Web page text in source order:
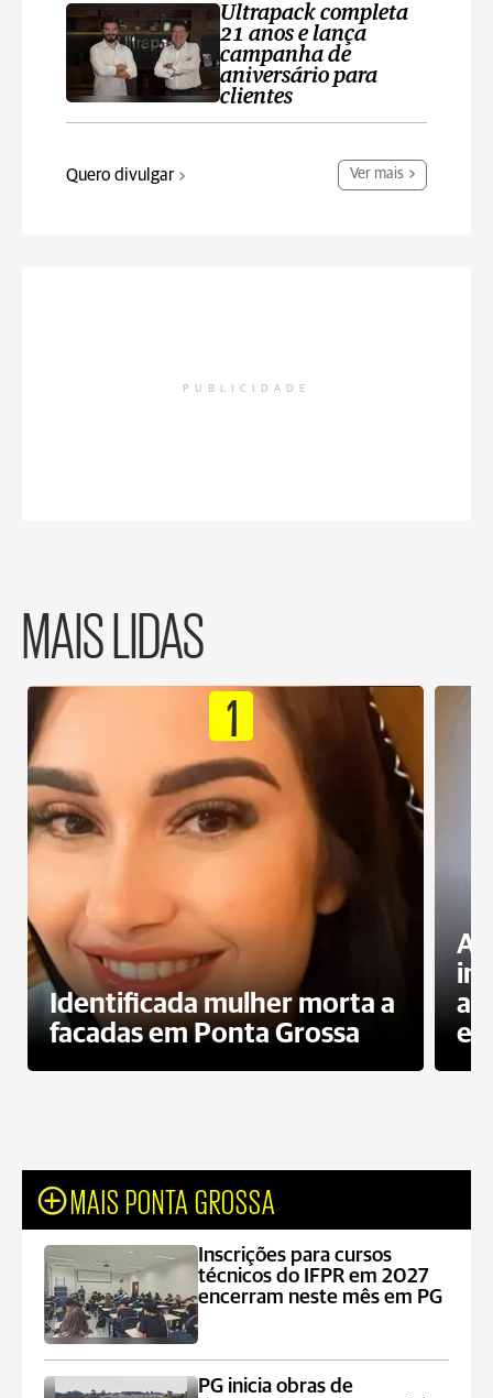
Ultrapack completa
21 anos e lança
campanha de
aniversário para
clientes
Quero divulgar Ver mais
PUBLICIDADE
MAIS LIDAS
1
Identificada mulher morta a
facadas em Ponta Grossa
MAIS PONTA GROSSA
Inscrições para cursos
técnicos do IFPR em 2027
encerram neste mês em PG
PG inicia obras de